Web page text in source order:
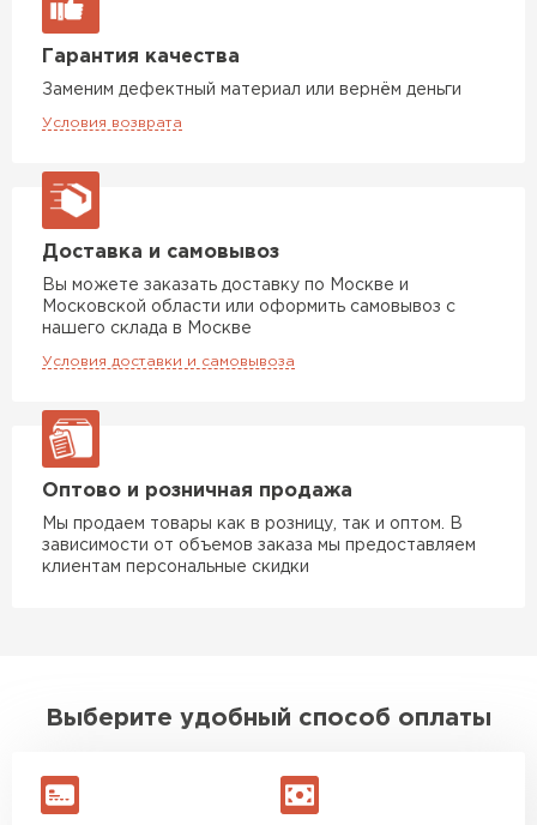
Гарантия качества
Заменим дефектный материал или вернём деньги
Условия возврата
Доставка и самовывоз
Вы можете заказать доставку по Москве и
Московской области или оформить самовывоз с
нашего склада в Москве
Условия доставки и самовывоза
Оптово и розничная продажа
Мы продаем товары как в розницу, так и оптом. В
зависимости от объемов заказа мы предоставляем
клиентам персональные скидки
Выберите удобный способ оплаты